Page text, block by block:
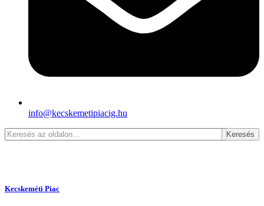
info@kecskemetipiacig.hu
Keresés
Kecskeméti Piac